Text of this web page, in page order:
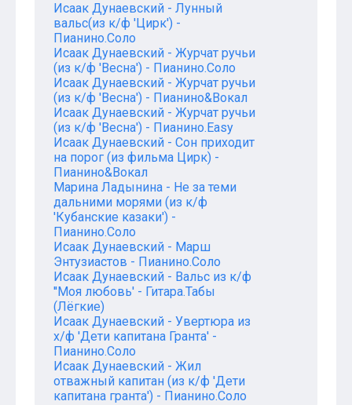
Исаак Дунаевский - Лунный
вальс(из к/ф 'Цирк') -
Пианино.Соло
Исаак Дунаевский - Журчат ручьи
(из к/ф 'Весна') - Пианино.Соло
Исаак Дунаевский - Журчат ручьи
(из к/ф 'Весна') - Пианино&Вокал
Исаак Дунаевский - Журчат ручьи
(из к/ф 'Весна') - Пианино.Easy
Исаак Дунаевский - Сон приходит
на порог (из фильма Цирк) -
Пианино&Вокал
Марина Ладынина - Не за теми
дальними морями (из к/ф
'Кубанские казаки') -
Пианино.Соло
Исаак Дунаевский - Марш
Энтузиастов - Пианино.Соло
Исаак Дунаевский - Вальс из к/ф
''Моя любовь' - Гитара.Табы
(Лёгкие)
Исаак Дунаевский - Увертюра из
х/ф 'Дети капитана Гранта' -
Пианино.Соло
Исаак Дунаевский - Жил
отважный капитан (из к/ф 'Дети
капитана гранта') - Пианино.Соло